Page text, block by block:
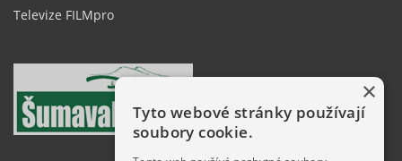
Televize FILMpro
×
Tyto webové stránky používají
soubory cookie.